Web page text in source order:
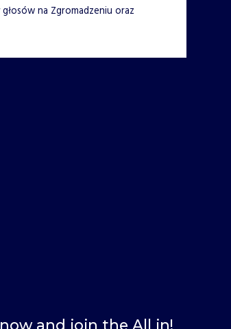
na Zgromadzeniu oraz
and join the All in!